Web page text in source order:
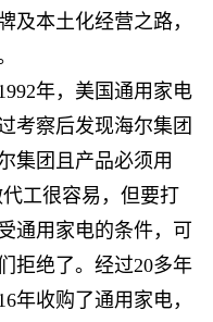
及本土化经营之路，
年，美国通用家电
考察后发现海尔集团
集团且产品必须用
工很容易，但要打
通用家电的条件，可
拒绝了。经过20多年
年收购了通用家电，